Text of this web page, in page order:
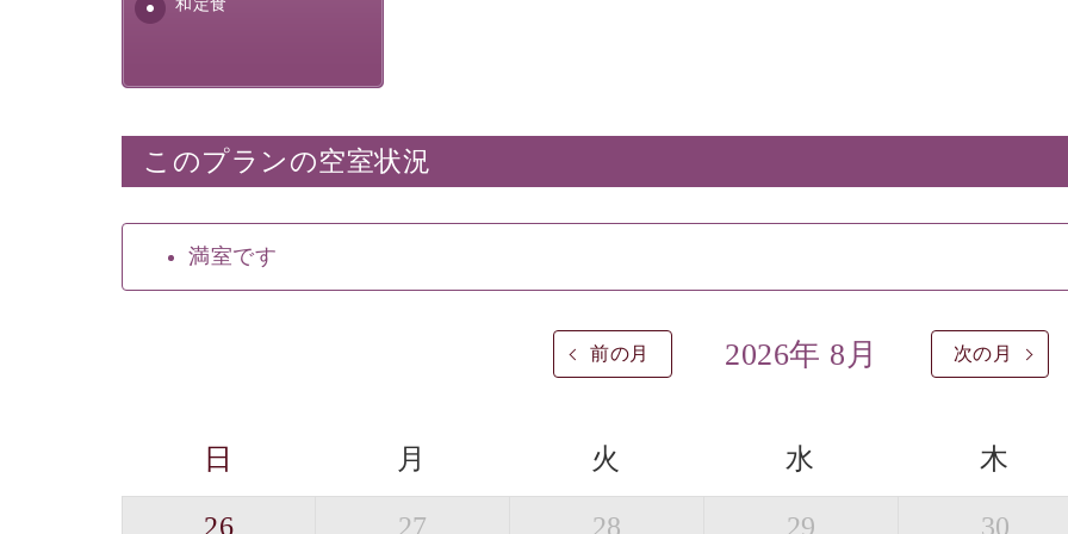
和定食
このプランの空室状況
満室です
前の月 2026年 8月 次の月
日 月 火 水 木
26 27 28 29 30